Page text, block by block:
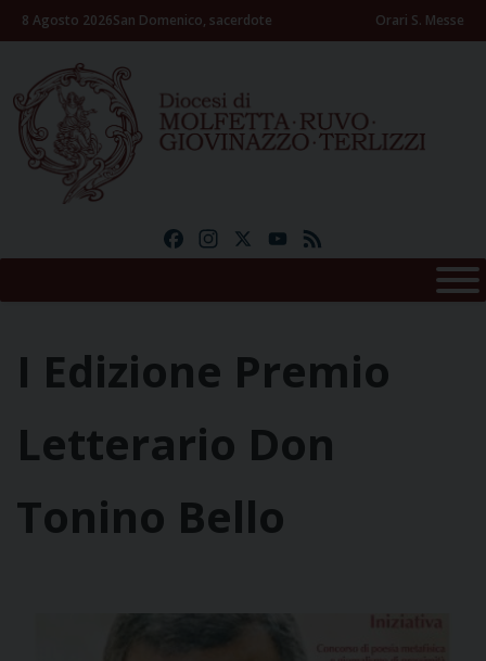
Skip8 Agosto 2026San Domenico, sacerdote Orari S. Messe
FacebookInstagramYouTube
I Edizione Premio
Letterario Don
Tonino Bello